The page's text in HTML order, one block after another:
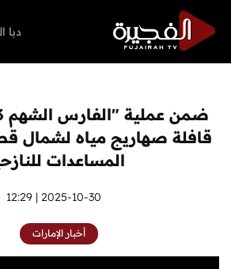
دبا
أم
قافلة صهاريج مياه لشمال
المساعدات
2025-10-30 | 12:29
أخبار الإمارات